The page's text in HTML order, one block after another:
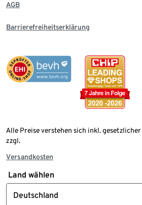
AGB
Barrierefreiheitserklärung
Alle Preise verstehen sich inkl.
zzgl.
Versandkosten
Land wählen
Deutschland